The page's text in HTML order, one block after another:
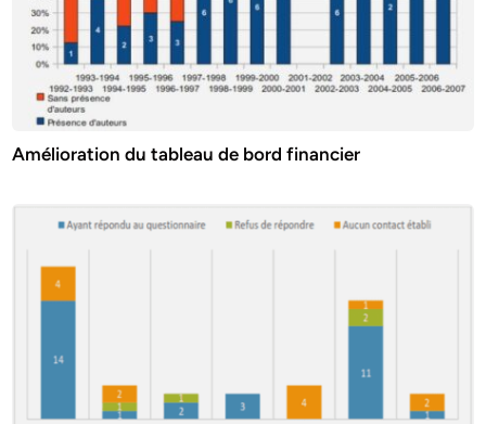
Amélioration du tableau de bord financier